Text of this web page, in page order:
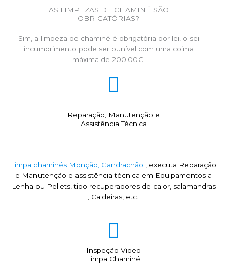
AS LIMPEZAS DE CHAMINÉ SÃO
OBRIGATÓRIAS?
Sim, a limpeza de chaminé é obrigatória por lei, o sei
incumprimento pode ser punível com uma coima
máxima de 200.00€.
Reparação, Manutenção e
Assistência Técnica
Limpa chaminés Monção, Gandrachão , executa Reparação
e Manutenção e assistência técnica em Equipamentos a
Lenha ou Pellets, tipo recuperadores de calor, salamandras
, Caldeiras, etc..
Inspeção Video
Limpa Chaminé